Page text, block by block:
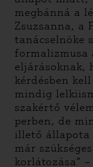
megbánná a
Zsuzsanna, a
tanácselnöke
formalizmusa
eljárásoknak,
kérdésben
mindig
szakértő
perben, de
illető állapota
már
korlátozása”